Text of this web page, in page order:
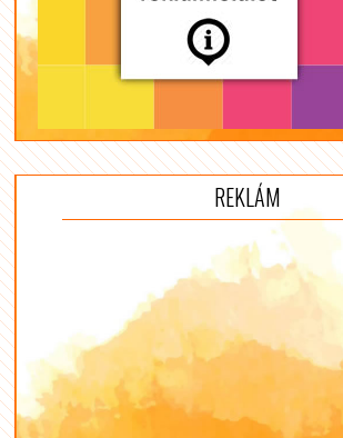
REKLÁM